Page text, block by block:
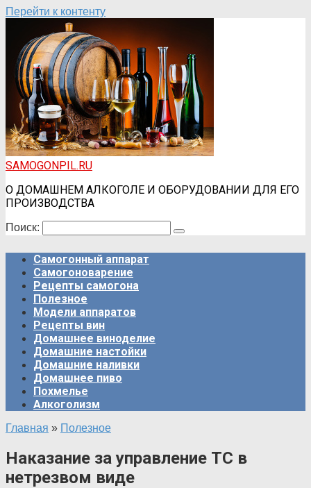
Перейти к контенту
SAMOGONPIL.RU
О ДОМАШНЕМ АЛКОГОЛЕ И ОБОРУДОВАНИИ ДЛЯ ЕГО
ПРОИЗВОДСТВА
Поиск:
Самогонный аппарат
Самогоноварение
Рецепты самогона
Полезное
Модели аппаратов
Рецепты вин
Домашнее виноделие
Домашние настойки
Домашние наливки
Домашнее пиво
Похмелье
Алкоголизм
Главная » Полезное
Наказание за управление ТС в
нетрезвом виде